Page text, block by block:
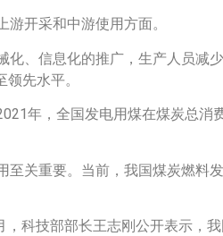
开采和中游使用方面。
、信息化的推广，生产人员减
先水平。
年，全国发电用煤在煤炭总
关重要。当前，我国煤炭燃料
科技部部长王志刚公开表示，